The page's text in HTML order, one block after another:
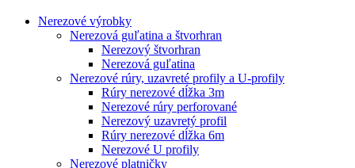
Nerezové výrobky
Nerezová guľatina a štvorhran
Nerezový štvorhran
Nerezová guľatina
Nerezové rúry, uzavreté profily a U-profily
Rúry nerezové dĺžka 3m
Nerezové rúry perforované
Nerezový uzavretý profil
Rúry nerezové dĺžka 6m
Nerezové U profily
Nerezové platničky